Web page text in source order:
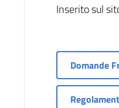
Inserito sul
Domande